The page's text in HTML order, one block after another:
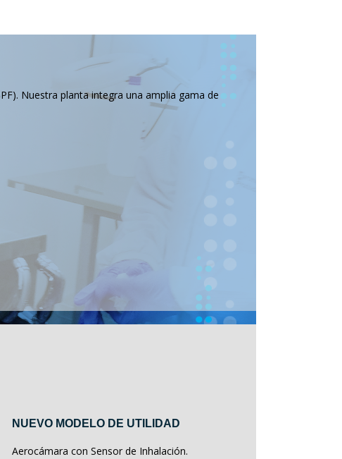
Nuestra planta integra una amplia gama de
NUEVO MODELO DE UTILIDAD
Aerocámara con Sensor de Inhalación.